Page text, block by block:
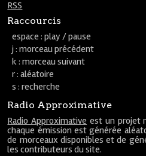
RSS
Raccourcis
espace : play / pause
j : morceau précédent
k : morceau suivant
r : aléatoire
s : recherche
Radio Approximative
Radio Approximative est un projet
chaque émission est générée
de morceaux disponibles et de
les contributeurs du site.